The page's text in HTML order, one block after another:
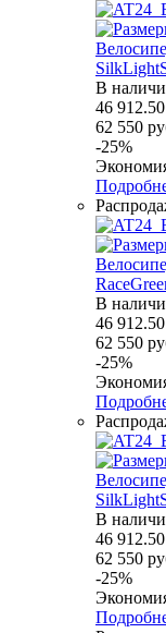
В
46 912.50
62 550
-25%
В
46 912.50
62 550
-25%
В
46 912.50
62 550
-25%